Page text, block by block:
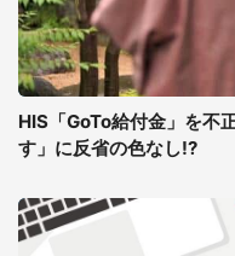
HIS「GoTo給付金」を不
す」に反省の色なし!?